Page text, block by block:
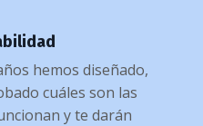
hemos diseñado,
cuáles son las
y te darán